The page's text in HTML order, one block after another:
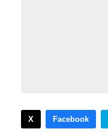
X Facebook